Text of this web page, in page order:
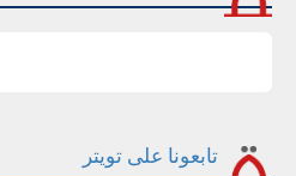
تابعونا على تويتر